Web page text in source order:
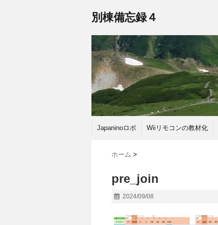
別棟備忘録４
Japaninoロボ Wiiリモコンの教材化
ホーム >
pre_join
2024/09/08